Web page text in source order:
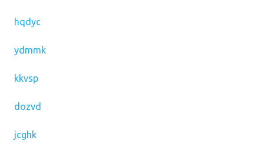
hqdyc
ydmmk
kkvsp
dozvd
jcghk